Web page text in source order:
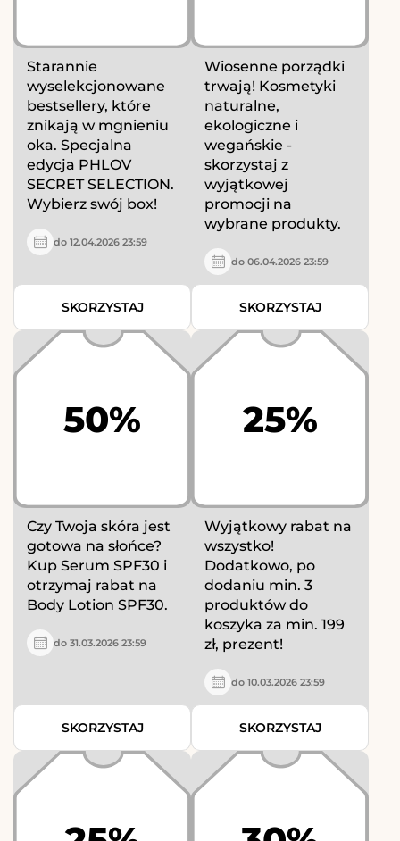
Starannie
wyselekcjonowane
bestsellery, które
znikają w mgnieniu
oka. Specjalna
edycja PHLOV
SECRET SELECTION.
Wybierz swój box!
do 12.04.2026 23:59
SKORZYSTAJ
Wiosenne porządki
trwają! Kosmetyki
naturalne,
ekologiczne i
wegańskie -
skorzystaj z
wyjątkowej
promocji na
wybrane produkty.
do 06.04.2026 23:59
SKORZYSTAJ
50%
Czy Twoja skóra jest
gotowa na słońce?
Kup Serum SPF30 i
otrzymaj rabat na
Body Lotion SPF30.
do 31.03.2026 23:59
SKORZYSTAJ
25%
Wyjątkowy rabat na
wszystko!
Dodatkowo, po
dodaniu min. 3
produktów do
koszyka za min. 199
zł, prezent!
do 10.03.2026 23:59
SKORZYSTAJ